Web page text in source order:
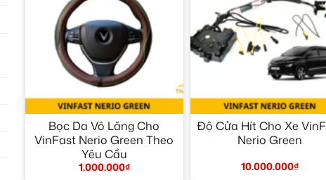
+
Bọc Da Vô Lăng Cho
VinFast Nerio Green Theo
Yêu Cầu
1.000.000₫
+
Độ Cửa Hít Cho Xe
Nerio Green
10.000.000₫